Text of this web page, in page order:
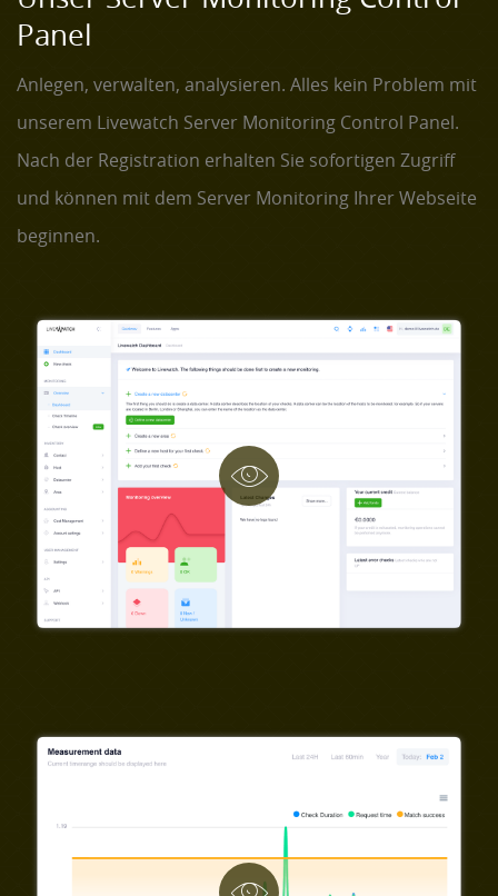
Panel
Anlegen, verwalten, analysieren. Alles kein Problem mit
unserem Livewatch Server Monitoring Control Panel.
Nach der Registration erhalten Sie sofortigen Zugriff
und können mit dem Server Monitoring Ihrer Webseite
beginnen.